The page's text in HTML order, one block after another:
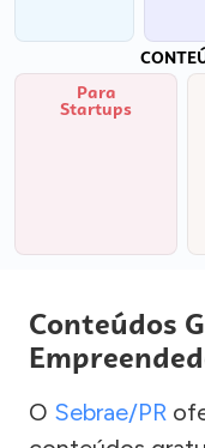
Para
Startups
Conteúdos
O Sebrae/PR